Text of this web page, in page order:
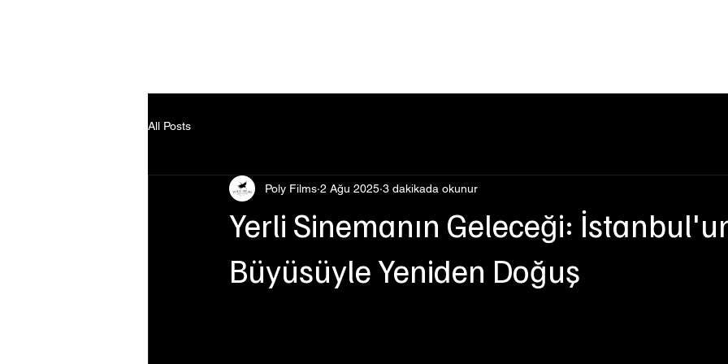
All Posts
Yerli Sinemanın Geleceği:
Büyüsüyle Yeniden Doğuş
Poly Films 2 Ağu 2025 3 dakikada okunur